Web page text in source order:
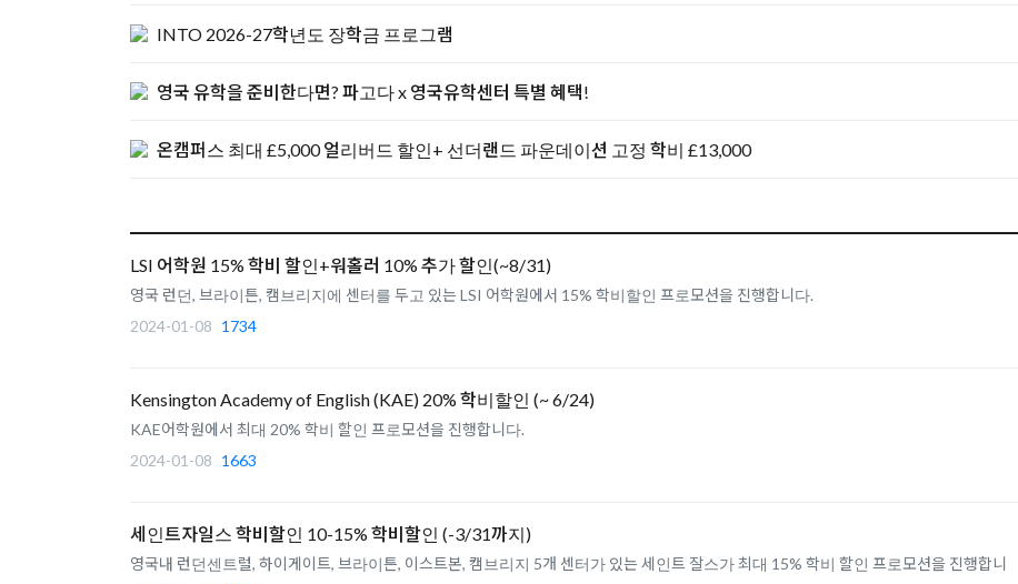
INTO 2026-27학년도 장학금 프로그램
영국 유학을 준비한다면? 파고다 x 영국유학센터 특별 혜택!
온캠퍼스 최대 £5,000 얼리버드 할인+ 선더랜드 파운데이션 고정 학비 £13,000
LSI 어학원 15% 학비 할인+워홀러 10% 추가 할인(~8/31)
영국 런던, 브라이튼, 캠브리지에 센터를 두고 있는 LSI 어학원에서 15% 학비할인 프로모션을 진행합니다.
2024-01-08 1734
Kensington Academy of English (KAE) 20% 학비할인 (~ 6/24)
KAE어학원에서 최대 20% 학비 할인 프로모션을 진행합니다.
2024-01-08 1663
세인트자일스 학비할인 10-15% 학비할인 (-3/31까지)
영국내 런던센트럴, 하이게이트, 브라이튼, 이스트본, 캠브리지 5개 센터가 있는 세인트 잘스가 최대 15% 학비 할인 프로모션을 진행합니다.